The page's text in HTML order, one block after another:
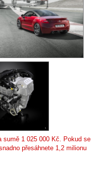
sumě 1 025 000 Kč. Pokud se
přesáhnete 1,2 milionu